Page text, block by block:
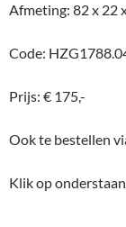
Afmeting: 82 x 22
Code:
Prijs: € 175,-
Ook te bestellen
Klik op